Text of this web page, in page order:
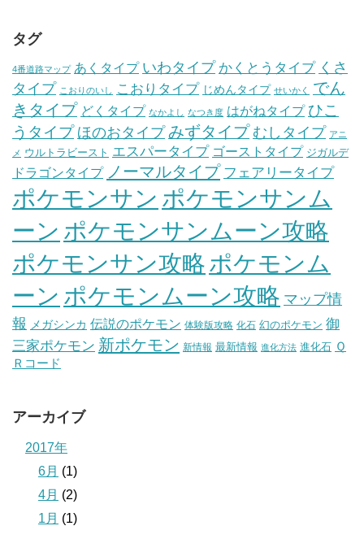
タグ
4番道路マップ あくタイプ いわタイプ かくとうタイプ くさ
タイプ こおりのいし こおりタイプ じめんタイプ せいかく
でん
きタイプ どくタイプ なかよし なつき度 はがねタイプ ひこ
うタイプ ほのおタイプ みずタイプ むしタイプ アニ
メ ウルトラビースト エスパータイプ ゴーストタイプ ジガルデ
ドラゴンタイプ ノーマルタイプ フェアリータイプ
ポケモンサン ポケモンサンム
ーン ポケモンサンムーン攻略
ポケモンサン攻略ポケモンム
ーン ポケモンムーン攻略 マップ情
報
メガシンカ 伝説のポケモン 体験版攻略 化石 幻のポケモン 御
三家ポケモン 新ポケモン 新情報 最新情報 進化方法 進化石 Ｑ
Ｒコード
アーカイブ
2017年
6月 (1)
4月 (2)
1月 (1)